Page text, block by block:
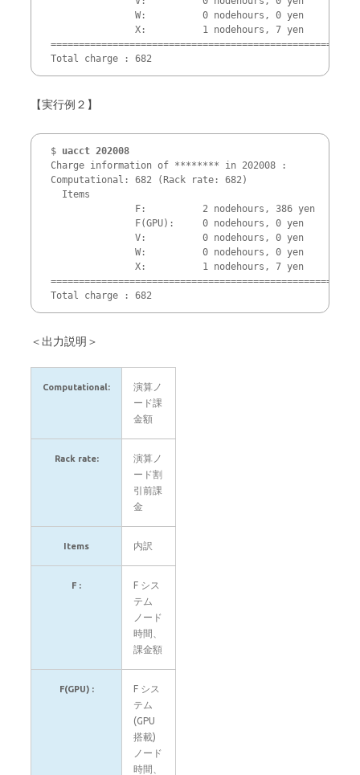
               W:          0 nodehours, 0 yen
               X:          1 nodehours, 7 yen
=====================================================
【実行例２】
$ uacct 202008
Charge information of ******** in 202008 :
Computational: 682 (Rack rate: 682)
  Items
               F:          2 nodehours, 386 yen
               F(GPU):     0 nodehours, 0 yen
               V:          0 nodehours, 0 yen
               W:          0 nodehours, 0 yen
               X:          1 nodehours, 7 yen
=====================================================
＜出力説明＞
Computational:
演算ノ
ード課
金額
Rack rate:
演算ノ
ード割
引前課
金
Items 内訳
F :
F シス
テム
ノード
時間、
課金額
F(GPU) :
F シス
テム
(GPU
搭載)
ノード
時間、